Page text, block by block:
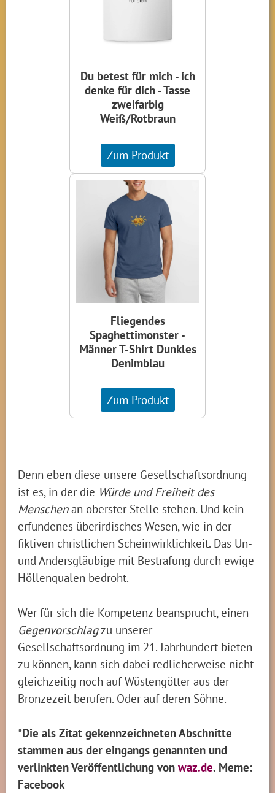
Du betest für mich - ich
denke für dich - Tasse
zweifarbig
Weiß/Rotbraun
Zum Produkt
Fliegendes
Spaghettimonster -
Männer T-Shirt Dunkles
Denimblau
Zum Produkt
Denn eben diese unsere Gesellschaftsordnung
ist es, in der die Würde und Freiheit des
Menschenan oberster Stelle stehen. Und kein
erfundenes überirdisches Wesen, wie in der
fiktiven christlichen Scheinwirklichkeit. Das Un-
und Andersgläubige mit Bestrafung durch ewige
Höllenqualen bedroht.
Wer für sich die Kompetenz beansprucht, einen
Gegenvorschlagzu unserer
Gesellschaftsordnung im 21. Jahrhundert bieten
zu können, kann sich dabei redlicherweise nicht
gleichzeitig noch auf Wüstengötter aus der
Bronzezeit berufen. Oder auf deren Söhne.
*Die als Zitat gekennzeichneten Abschnitte
stammen aus der eingangs genannten und
verlinkten Veröffentlichung vonwaz.de. Meme:
Facebook